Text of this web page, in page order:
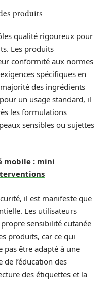
produits
qualité rigoureux pour
Les produits
conformité aux normes
spécifiques en
des ingrédients
un usage standard, il
les formulations
sensibles ou sujettes
mobile : mini
il est manifeste que
Les utilisateurs
sensibilité cutanée
produits, car ce qui
pas être adapté à une
de l’éducation des
des étiquettes et la